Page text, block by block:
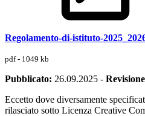
Regolamento-di-istituto-
pdf - 1049 kb
Pubblicato: 26.09.2025 -
Eccetto dove diversamente
rilasciato sotto Licenza Creative